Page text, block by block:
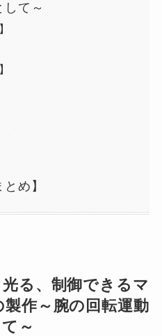
て～
め】
光る、制御できるマ
作～腕の回転運動
～